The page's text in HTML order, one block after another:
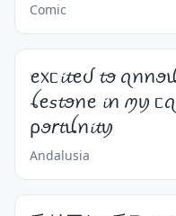
Comic
ꫀ᥊ᥴ𝓲𝓽ꫀᦔ 𝓽ꪮ
ꪶꫀ𝘴𝓽ꪮꪀꫀ 𝓲ꪀ ꪑꪗ
ρꪮ𝘳𝓽ꪊꪀ𝓲𝓽ꪗ
Andalusia